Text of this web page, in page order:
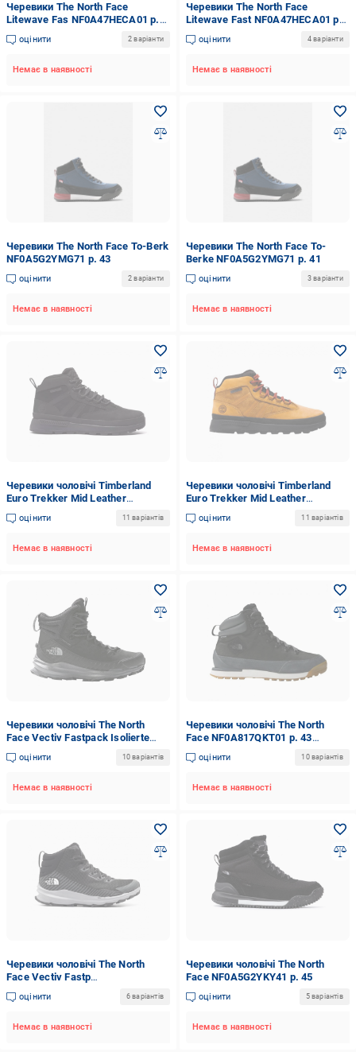
Черевики The North Face
Litewave Fas NF0A47HECA01 р.
45
оцінити 2 варіанти
Немає в наявності
Черевики The North Face
Litewave Fast NF0A47HECA01 р.
41
оцінити 4 варіанти
Немає в наявності
Черевики The North Face To-Berk
NF0A5G2YMG71 р. 43
оцінити 2 варіанти
Немає в наявності
Черевики The North Face To-
Berke NF0A5G2YMG71 р. 41
оцінити 3 варіанти
Немає в наявності
Черевики чоловічі Timberland
Euro Trekker Mid Leather
TB0A62SV015 р. 43 (134184)
оцінити 11 варіантів
Немає в наявності
Черевики чоловічі Timberland
Euro Trekker Mid Leather
TB0A62CR231 р. 46 (134172)
оцінити 11 варіантів
Немає в наявності
Черевики чоловічі The North
Face Vectiv Fastpack Isolierte
Futurelight NF0A7W53NY71 р.
44,5 (134466)
оцінити 10 варіантів
Немає в наявності
Черевики чоловічі The North
Face NF0A817QKT01 р. 43
(134452)
оцінити 10 варіантів
Немає в наявності
Черевики чоловічі The North
Face Vectiv Fastp
NF0A5JCWNY71-0001 р. 45
оцінити 6 варіантів
Немає в наявності
Черевики чоловічі The North
Face NF0A5G2YKY41 р. 45
оцінити 5 варіантів
Немає в наявності